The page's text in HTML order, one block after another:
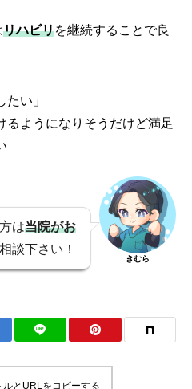
リハビリを継続することで良
たい」
るようになりそうだけど満足
は当院がお
談下さい！
きむら
ルとURLをコピーする